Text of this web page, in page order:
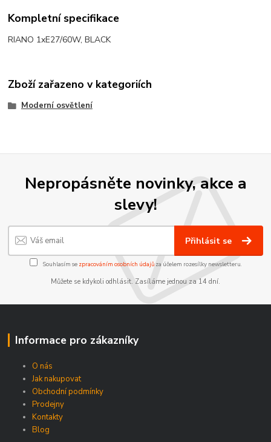
Kompletní specifikace
RIANO 1xE27/60W, BLACK
Zboží zařazeno v kategoriích
Moderní osvětlení
Nepropásněte novinky, akce a
slevy!
Přihlásit se
Souhlasím se zpracováním osobních údajůza účelem rozesílky newsletteru.
Můžete se kdykoli odhlásit. Zasíláme jednou za 14 dní.
Informace pro zákazníky
O nás
Jak nakupovat
Obchodní podmínky
Prodejny
Kontakty
Blog